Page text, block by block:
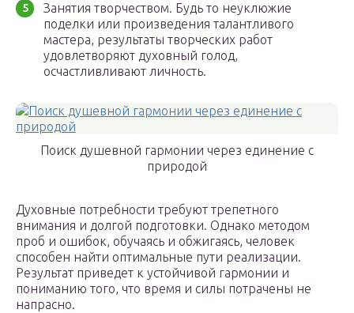
Занятия творчеством. Будь то неуклюжие
поделки или произведения талантливого
мастера, результаты творческих работ
удовлетворяют духовный голод,
осчастливливают личность.
Поиск душевной гармонии через единение с
природой
Духовные потребности требуют трепетного
внимания и долгой подготовки. Однако методом
проб и ошибок, обучаясь и обжигаясь, человек
способен найти оптимальные пути реализации.
Результат приведет к устойчивой гармонии и
пониманию того, что время и силы потрачены не
напрасно.